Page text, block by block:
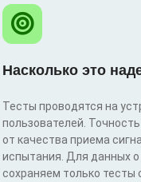
Насколько это
Тесты проводятся на
пользователей.
от качества приема
испытания. Для данных
сохраняем только тесты